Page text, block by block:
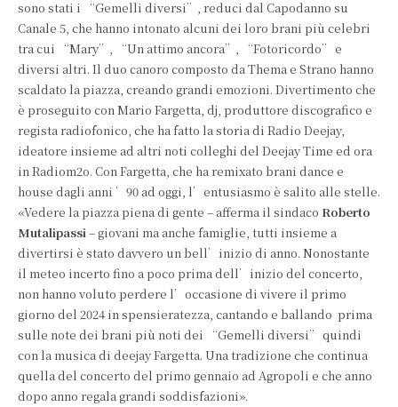
sono stati i “Gemelli diversi”, reduci dal Capodanno su
Canale 5, che hanno intonato alcuni dei loro brani più celebri
tra cui “Mary”, “Un attimo ancora”, “Fotoricordo” e
diversi altri. Il duo canoro composto da Thema e Strano hanno
scaldato la piazza, creando grandi emozioni. Divertimento che
è proseguito con Mario Fargetta, dj, produttore discografico e
regista radiofonico, che ha fatto la storia di Radio Deejay,
ideatore insieme ad altri noti colleghi del Deejay Time ed ora
in Radiom2o. Con Fargetta, che ha remixato brani dance e
house dagli anni ’90 ad oggi, l’entusiasmo è salito alle stelle.
«Vedere la piazza piena di gente – afferma il sindaco Roberto
Mutalipassi– giovani ma anche famiglie, tutti insieme a
divertirsi è stato davvero un bell’inizio di anno. Nonostante
il meteo incerto fino a poco prima dell’inizio del concerto,
non hanno voluto perdere l’occasione di vivere il primo
giorno del 2024 in spensieratezza, cantando e ballando prima
sulle note dei brani più noti dei “Gemelli diversi” quindi
con la musica di deejay Fargetta. Una tradizione che continua
quella del concerto del primo gennaio ad Agropoli e che anno
dopo anno regala grandi soddisfazioni».